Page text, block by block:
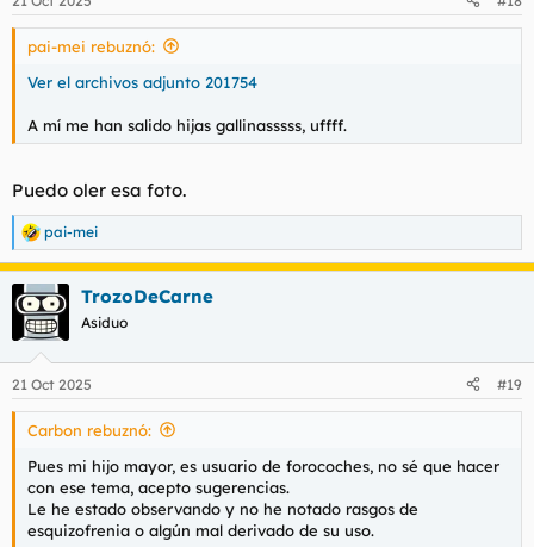
pai-mei rebuznó:
Ver el archivos adjunto 201754
A mí me han salido hijas gallinasssss, uffff.
Puedo oler esa foto.
R
e
c
c
i
e
s
pai-mei
TrozoDeCarne
Asiduo
21 Oct 2025 #19
Carbon rebuznó:
Pues mi hijo mayor, es usuario de forocoches, no sé que hacer
con ese tema, acepto sugerencias.
Le he estado observando y no he notado rasgos de
esquizofrenia o algún mal derivado de su uso.